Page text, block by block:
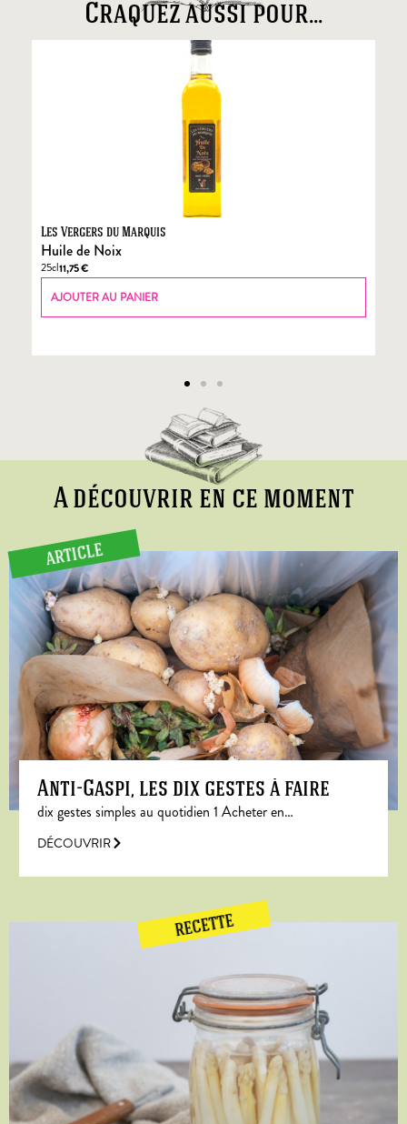
Craquez aussi pour...
Les Vergers du Marquis
Huile de Noix
25cl11,75€
AJOUTER AU PANIER
A découvrir en ce moment
ARTICLE
Anti-Gaspi, les dix gestes à faire
dix gestes simples au quotidien 1 Acheter en…
DÉCOUVRIR
RECETTE